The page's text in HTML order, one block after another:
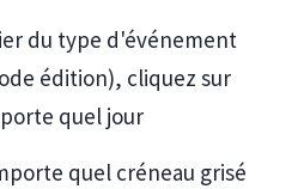
du type d'événement
édition), cliquez sur
quel jour
quel créneau grisé